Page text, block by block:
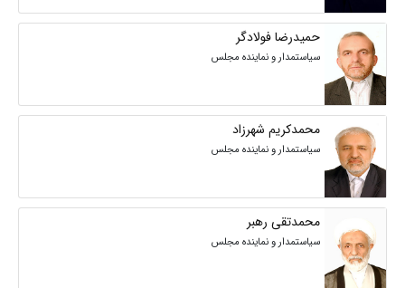
حمیدرضا فولادگر
سیاستمدار و نماینده مجلس
محمدکریم شهرزاد
سیاستمدار و نماینده مجلس
محمدتقی رهبر
سیاستمدار و نماینده مجلس